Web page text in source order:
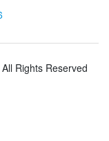
Rights Reserved